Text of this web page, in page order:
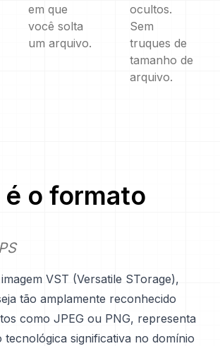
em que
você solta
um arquivo.
ocultos.
Sem
truques de
tamanho de
arquivo.
é o formato
VST (Versatile STorage),
tão amplamente reconhecido
como JPEG ou PNG, representa
tecnológica significativa no domínio